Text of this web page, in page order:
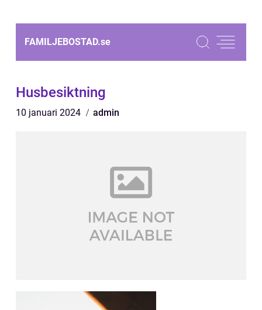
FAMILJEBOSTAD.se
Husbesiktning
10 januari 2024 admin